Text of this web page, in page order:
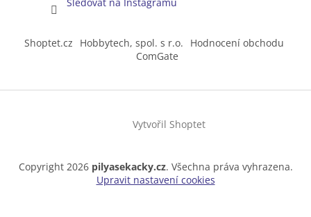
Shoptet.cz Hobbytech, spol. s r.o.
Hodnocení obchodu
ComGate
Vytvořil Shoptet
Copyright 2026 pilyasekacky.cz. Všechna práva vyhrazena.
Upravit nastavení cookies